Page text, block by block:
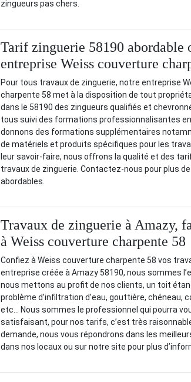
zingueurs pas chers.
Tarif zinguerie 58190 abordable
entreprise Weiss couverture
Pour tous travaux de zinguerie, notre entreprise
charpente 58 met à la disposition de tout
dans le 58190 des zingueurs qualifiés et
tous suivi des formations professionnalisantes
donnons des formations supplémentaires
de matériels et produits spécifiques pour les
leur savoir-faire, nous offrons la qualité et des
travaux de zinguerie. Contactez-nous pour plus
abordables.
Travaux de zinguerie à Amazy,
à Weiss couverture charpente 58
Confiez à Weiss couverture charpente 58 vos
entreprise créée à Amazy 58190, nous sommes
nous mettons au profit de nos clients, un toit
problème d’infiltration d’eau, gouttière, chéneau,
etc… Nous sommes le professionnel qui pourra
satisfaisant, pour nos tarifs, c’est très
demande, nous vous répondrons dans les
dans nos locaux ou sur notre site pour plus